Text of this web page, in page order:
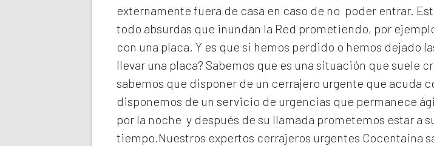
externamente fuera de casa en caso de no poder entrar.
todo absurdas que inundan la Red prometiendo, por
con una placa. Y es que si hemos perdido o hemos dejado
llevar una placa? Sabemos que es una situación que suele
sabemos que disponer de un cerrajero urgente que acuda
disponemos de un servicio de urgencias que permanece
por la noche y después de su llamada prometemos estar a
tiempo.Nuestros expertos cerrajeros urgentes Cocentaina